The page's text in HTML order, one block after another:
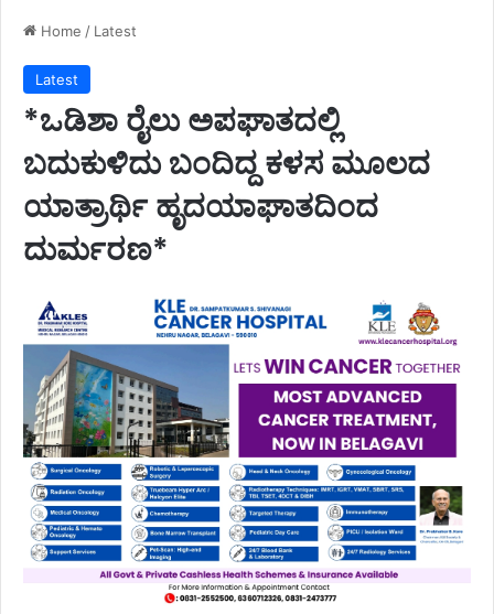
Home / Latest
Latest
*ಒಡಿಶಾ ರೈಲು ಅಪಘಾತದಲ್ಲಿ
ಬದುಕುಳಿದು ಬಂದಿದ್ದ ಕಳಸ ಮೂಲದ
ಯಾತ್ರಾರ್ಥಿ ಹೃದಯಾಘಾತದಿಂದ
ದುರ್ಮರಣ*